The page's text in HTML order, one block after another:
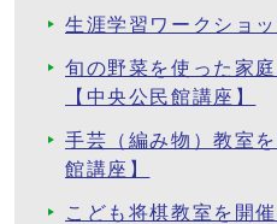
生涯学習ワークショ
旬の野菜を使った家
【中央公民館講座】
手芸（編み物）教室
館講座】
こども将棋教室を開